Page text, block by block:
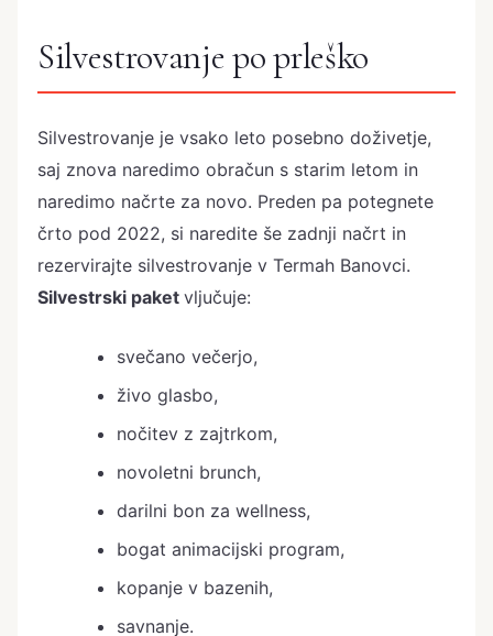
Silvestrovanje po prleško
Silvestrovanje je vsako leto posebno doživetje,
saj znova naredimo obračun s starim letom in
naredimo načrte za novo. Preden pa potegnete
črto pod 2022, si naredite še zadnji načrt in
rezervirajte silvestrovanje v Termah Banovci.
Silvestrski paket vljučuje:
svečano večerjo,
živo glasbo,
nočitev z zajtrkom,
novoletni brunch,
darilni bon za wellness,
bogat animacijski program,
kopanje v bazenih,
savnanje.